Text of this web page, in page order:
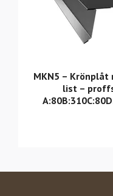
MKN5 –
list –